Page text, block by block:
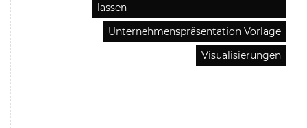
lassen
Unternehmenspräsentation Vorlage
Visualisierungen